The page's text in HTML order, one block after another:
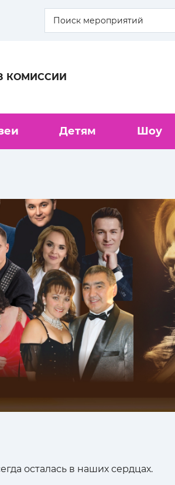
КОМИССИИ
Детям Шоу
осталась в наших сердцах.